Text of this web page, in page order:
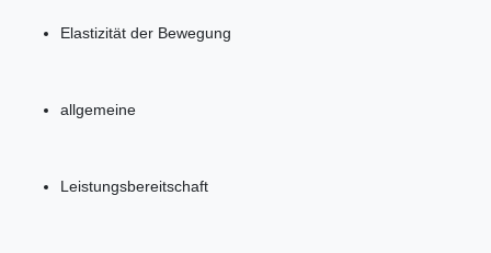
Elastizität der Bewegung
allgemeine
Leistungsbereitschaft